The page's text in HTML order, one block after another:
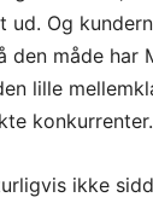
Og
den måde har
lille
konkurrenter.
ikke